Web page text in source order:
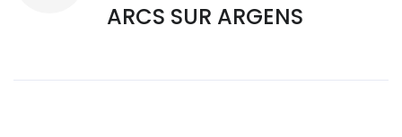
ARCS SUR ARGENS